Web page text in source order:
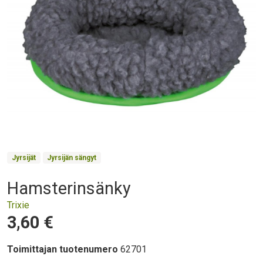
Product Collections
Jyrsijät Jyrsijän sängyt
Otsikko
Hamsterinsänky
Trixie
Hinta
3,60 €
Toimittajan tuotenumero 62701